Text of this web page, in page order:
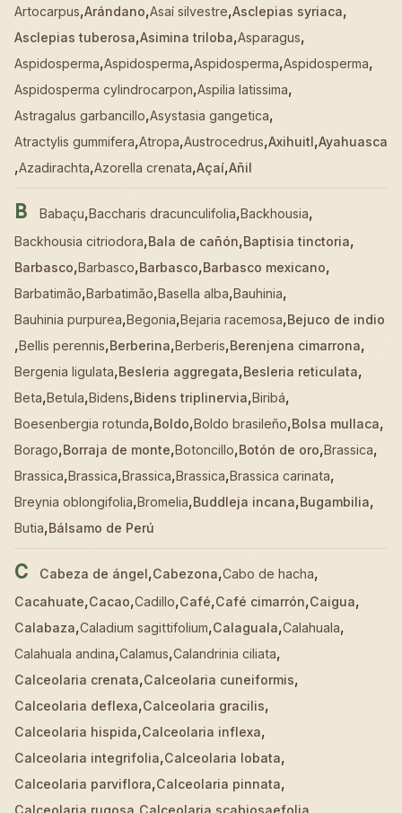
Artocarpus,Arándano,Asaí silvestre,Asclepias syriaca,
Asclepias tuberosa,Asimina triloba,Asparagus,
Aspidosperma,Aspidosperma,Aspidosperma,Aspidosperma,
Aspidosperma cylindrocarpon,Aspilia latissima,
Astragalus garbancillo,Asystasia gangetica,
Atractylis gummifera,Atropa,Austrocedrus,Axihuitl,Ayahuasca
,Azadirachta,Azorella crenata,Açaí,Añil
B Babaçu,Baccharis dracunculifolia,Backhousia,
Backhousia citriodora,Bala de cañón,Baptisia tinctoria,
Barbasco,Barbasco,Barbasco,Barbasco mexicano,
Barbatimão,Barbatimão,Basella alba,Bauhinia,
Bauhinia purpurea,Begonia,Bejaria racemosa,Bejuco de indio
,Bellis perennis,Berberina,Berberis,Berenjena cimarrona,
Bergenia ligulata,Besleria aggregata,Besleria reticulata,
Beta,Betula,Bidens,Bidens triplinervia,Biribá,
Boesenbergia rotunda,Boldo,Boldo brasileño,Bolsa mullaca,
Borago,Borraja de monte,Botoncillo,Botón de oro,Brassica,
Brassica,Brassica,Brassica,Brassica,Brassica carinata,
Breynia oblongifolia,Bromelia,Buddleja incana,Bugambilia,
Butia,Bálsamo de Perú
C Cabeza de ángel,Cabezona,Cabo de hacha,
Cacahuate,Cacao,Cadillo,Café,Café cimarrón,Caigua,
Calabaza,Caladium sagittifolium,Calaguala,Calahuala,
Calahuala andina,Calamus,Calandrinia ciliata,
Calceolaria crenata,Calceolaria cuneiformis,
Calceolaria deflexa,Calceolaria gracilis,
Calceolaria hispida,Calceolaria inflexa,
Calceolaria integrifolia,Calceolaria lobata,
Calceolaria parviflora,Calceolaria pinnata,
Calceolaria rugosa Calceolaria scabiosaefolia